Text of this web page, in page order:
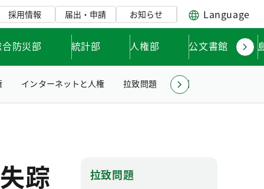
採用情報 届出・申請 お知らせ Language
防災部 統計部 人権部 公文書館
インターネットと人権 拉致問題 啓発資料のご案内
踪 拉致問題